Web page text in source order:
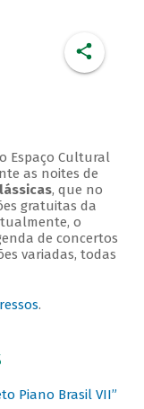
Espaço Cultural
as noites de
, que no
gratuitas da
o
de concertos
variadas, todas
.
Piano Brasil VII”